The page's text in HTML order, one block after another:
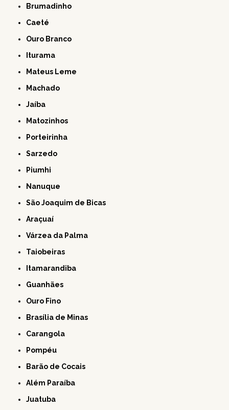
Brumadinho
Caeté
Ouro Branco
Iturama
Mateus Leme
Machado
Jaíba
Matozinhos
Porteirinha
Sarzedo
Piumhi
Nanuque
São Joaquim de Bicas
Araçuaí
Várzea da Palma
Taiobeiras
Itamarandiba
Guanhães
Ouro Fino
Brasília de Minas
Carangola
Pompéu
Barão de Cocais
Além Paraíba
Juatuba